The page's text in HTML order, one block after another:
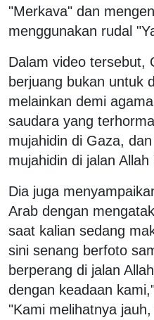
"Merkava" dan
menggunakan rudal
Dalam video tersebut,
berjuang bukan untuk
melainkan demi
saudara yang
mujahidin di Gaza,
mujahidin di jalan
Dia juga
Arab dengan
saat kalian sedang
sini senang berfoto
berperang di jalan
dengan keadaan
"Kami melihatnya